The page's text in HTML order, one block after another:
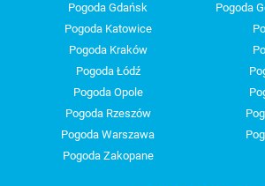
Pogoda Gdańsk
Pogoda
Pogoda Katowice
Pogoda Kraków
Pogoda Łódź
Pogoda Opole
Pogoda Rzeszów
Pogoda Warszawa
Pogoda Zakopane